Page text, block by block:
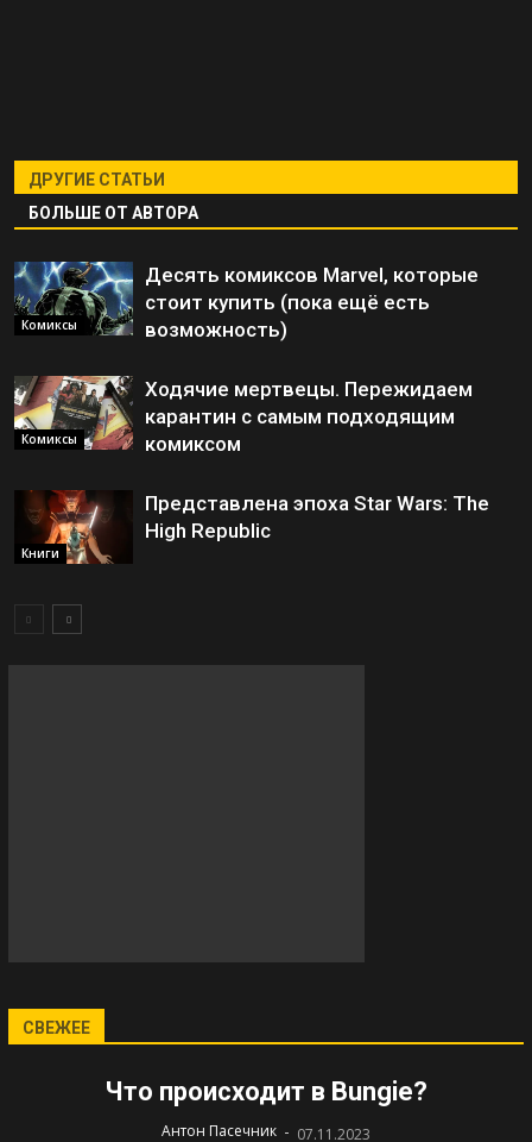
ДРУГИЕ СТАТЬИ
БОЛЬШЕ ОТ АВТОРА
Комиксы
Десять комиксов Marvel, которые
стоит купить (пока ещё есть
возможность)
Комиксы
Ходячие мертвецы. Пережидаем
карантин с самым подходящим
комиксом
Книги
Представлена эпоха Star Wars: The
High Republic
СВЕЖЕЕ
Что происходит в Bungie?
Антон Пасечник - 07.11.2023